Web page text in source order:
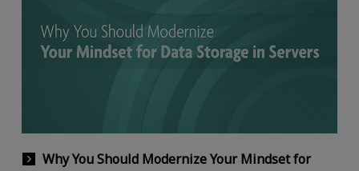
Why You Should Modernize Your Mindset for